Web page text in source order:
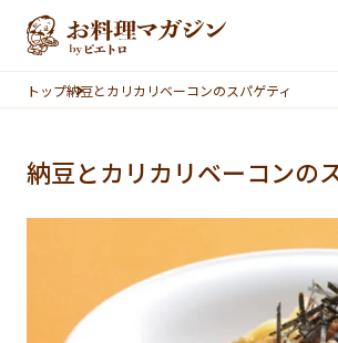
本文へスキップ
トップ納豆とカリカリベーコンのスパゲティ
納豆とカリカリベーコンの